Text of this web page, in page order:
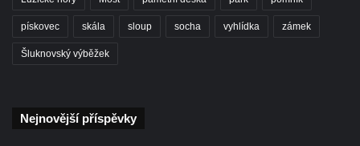
pískovec skála sloup socha vyhlídka zámek
Šluknovský výběžek
Nejnovější příspěvky